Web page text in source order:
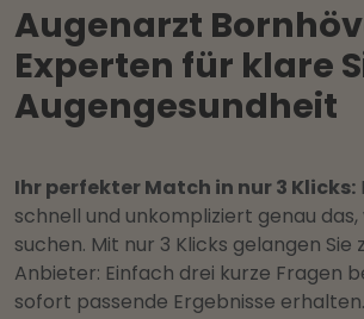
Augenarzt
Experten für klare
Augengesundheit
Ihr perfekter Match in nur 3 Klicks:
schnell und unkompliziert genau das,
suchen. Mit nur 3 Klicks gelangen
Anbieter: Einfach drei kurze Fragen
sofort passende Ergebnisse erhalten.